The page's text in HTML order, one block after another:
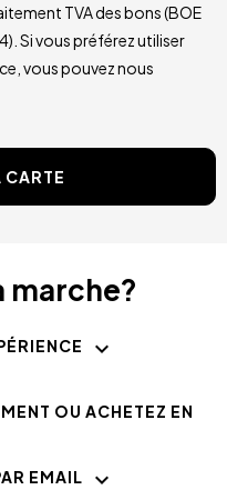
TVA des bons (BOE
Si vous préférez utiliser
vous pouvez nous
CARTE
marche?
OU ACHETEZ EN
EMAIL